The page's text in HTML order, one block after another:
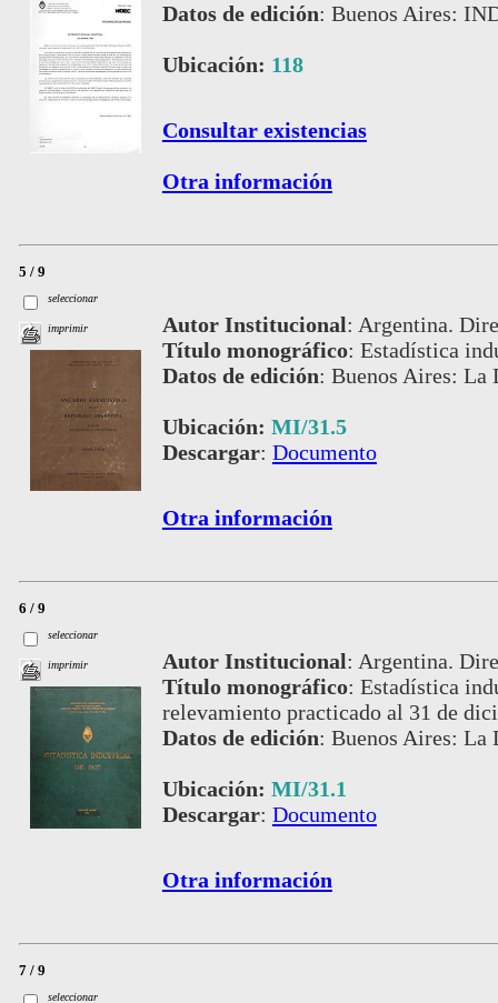
Datos de edición: Buenos Aires:
Ubicación: 118
Consultar existencias
Otra información
5 / 9
seleccionar
imprimir Autor Institucional: Argentina.
Título monográfico: Estadística
Datos de edición: Buenos Aires: La
Ubicación: MI/31.5
Descargar: Documento
Otra información
6 / 9
seleccionar
imprimir Autor Institucional: Argentina.
Título monográfico: Estadística
relevamiento practicado al 31 de
Datos de edición: Buenos Aires: La
Ubicación: MI/31.1
Descargar: Documento
Otra información
7 / 9
seleccionar